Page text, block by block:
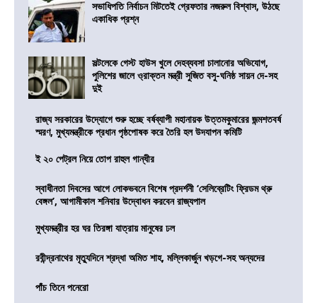
সভাধিপতি নির্বাচন মিটতেই গ্রেফতার নজরুল বিশ্বাস, উঠছে
একাধিক প্রশ্ন
সল্টলেকে গেস্ট হাউস খুলে দেহব্যবসা চালানোর অভিযোগ,
পুলিশের জালে ও্রাক্তন মন্ত্রী সুজিত বসু-ঘনিষ্ঠ সায়ন দে-সহ
দুই
রাজ্য সরকারের উদ্যোগে শুরু হচ্ছে বর্ষব্যাপী মহানায়ক উত্তমকুমারের জন্মশতবর্ষ
স্মরণ, মুখ্যমন্ত্রীকে প্রধান পৃষ্ঠপোষক করে তৈরি হল উদযাপন কমিটি
ই ২০ পেট্রল নিয়ে তোপ রাহুল গান্ধীর
স্বাধীনতা দিবসের আগে লোকভবনে বিশেষ প্রদর্শনী ‘সেলিব্রেটিং ফ্রিডম থ্রু
বেঙ্গল’, আগামীকাল শনিবার উদ্বোধন করবেন রাজ্যপাল
মুখ্যমন্ত্রীর হর ঘর তিরঙ্গা যাত্রায় মানুষের ঢল
রবীন্দ্রনাথের মৃত্যুদিনে শ্রদ্ধা অমিত শাহ, মল্লিকার্জুন খড়গে-সহ অন্যদের
পাঁচ তিনে পনেরো